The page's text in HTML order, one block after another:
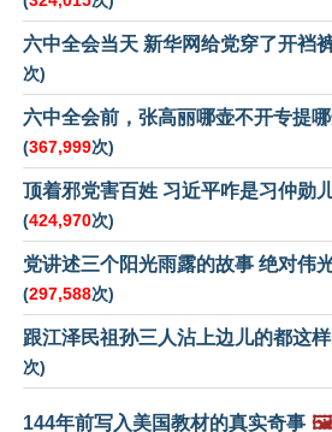
六中全会当天 新华网给党穿了开裆
次)
六中全会前，张高丽哪壶不开专提
(367,999次)
顶着邪党害百姓 习近平咋是习仲勋
(424,970次)
党讲述三个阳光雨露的故事 绝对伟
(297,588次)
跟江泽民祖孙三人沾上边儿的都这样
次)
144年前写入美国教材的真实奇事 🖼️